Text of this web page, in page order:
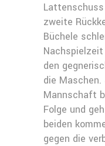
zweite
Büchele
den
die
Mannschaft
Folge und
beiden
gegen die